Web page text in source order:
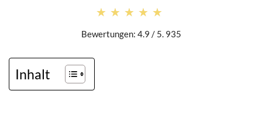
★★★★★
★★★★★
Bewertungen: 4.9 / 5. 935
Inhalt